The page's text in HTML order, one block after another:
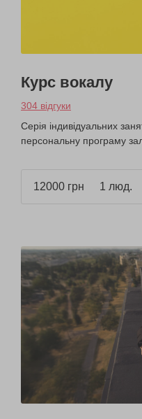
Курс вокалу
304 відгуки
Серія індивідуальних
персональну програму
12000 грн 1 люд.